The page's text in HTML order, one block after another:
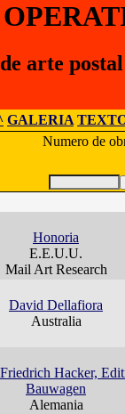
arte
GALERIA
Numero de
Honoria
E.E.U.U.
Mail Art Research
David Dellafiora
Australia
Hacker,
Bauwagen
Alemania